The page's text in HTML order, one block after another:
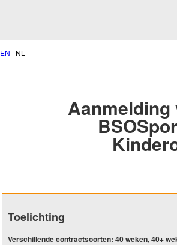
EN | NL
Aanmelding
Toelichting
Verschillende contractsoorten: 40 weken, 40+